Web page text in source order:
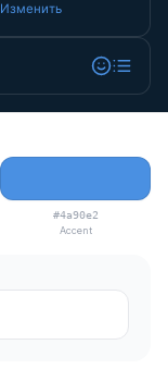
Изменить
#4a90e2
Accent